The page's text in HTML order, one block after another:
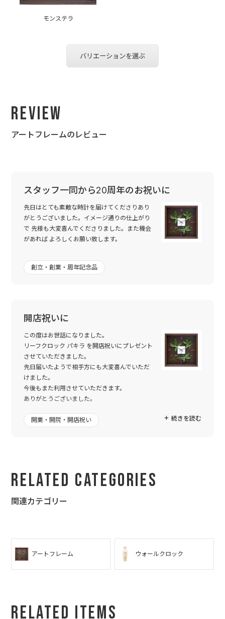
モンステラ
バリエーションを選ぶ
Review
アートフレームのレビュー
スタッフ一同から20周年のお祝いに
先日はとても素敵な時計を届けてくださりあり
がとうございました。イメージ通りの仕上がり
で 先様も大変喜んでくださりました。また機会
があれば よろしくお願い致します。
創立・創業・周年記念品
開店祝いに
この度はお世話になりました。
リーフクロック パキラ を開店祝いにプレゼント
させていただきました。
先日届いたようで相手方にも大変喜んでいただ
けました。
今後もまた利用させていただきます。
ありがとうございました。
続きを読む
開業・開院・開店祝い
Related Categories
関連カテゴリー
アートフレーム ウォールクロック
Related Items